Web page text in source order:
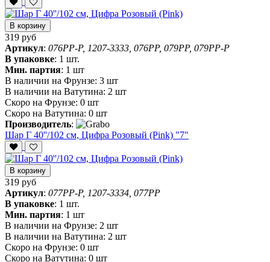
В корзину
319 руб
Артикул: 076PP-P, 1207-3333, 076PP, 079PP, 079PP-P
В упаковке: 1 шт.
Мин. партия: 1 шт
В наличии на Фрунзе: 3 шт
В наличии на Ватутина: 2 шт
Скоро на Фрунзе: 0 шт
Скоро на Ватутина: 0 шт
Производитель:
Шар Г 40''/102 см, Цифра Розовый (Pink) "7"
В корзину
319 руб
Артикул: 077PP-P, 1207-3334, 077PP
В упаковке: 1 шт.
Мин. партия: 1 шт
В наличии на Фрунзе: 2 шт
В наличии на Ватутина: 2 шт
Скоро на Фрунзе: 0 шт
Скоро на Ватутина: 0 шт